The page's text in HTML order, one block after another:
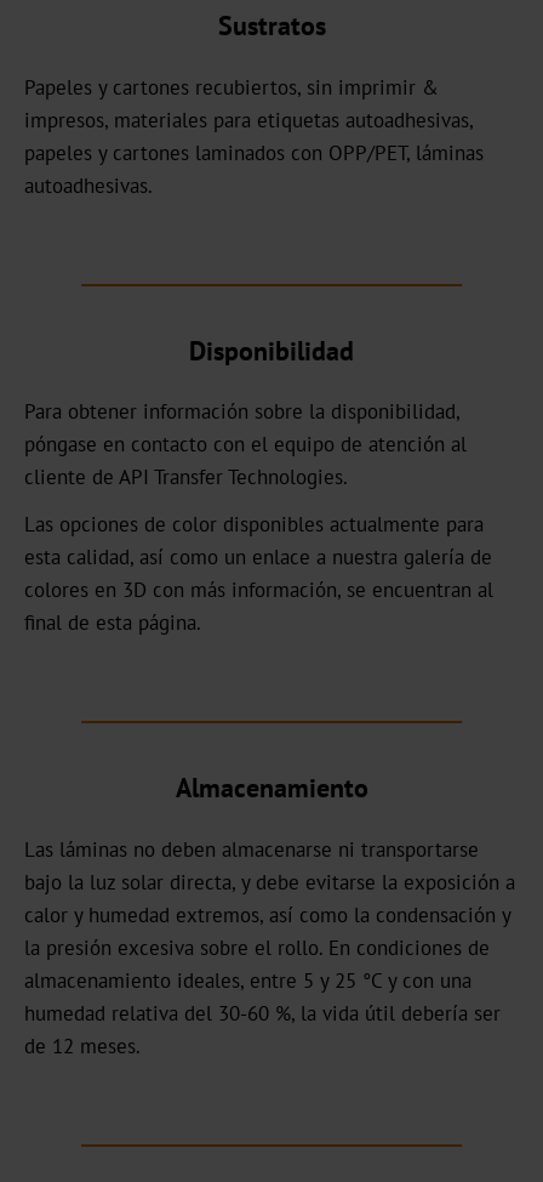
UB
Textured
Over-
Printable
CBH
CB
Shooting
ZR
/
TS
Sustratos
Papeles y cartones recubiertos, sin imprimir &
impresos, materiales para etiquetas autoadhesivas,
papeles y cartones laminados con OPP/PET, láminas
autoadhesivas.
Disponibilidad
Para obtener información sobre la disponibilidad,
póngase en contacto con el equipo de atención al
cliente de API Transfer Technologies.
Las opciones de color disponibles actualmente para
esta calidad, así como un enlace a nuestra galería de
colores en 3D con más información, se encuentran al
final de esta página.
Almacenamiento
Las láminas no deben almacenarse ni transportarse
bajo la luz solar directa, y debe evitarse la exposición a
calor y humedad extremos, así como la condensación y
la presión excesiva sobre el rollo. En condiciones de
almacenamiento ideales, entre 5 y 25 °C y con una
humedad relativa del 30-60 %, la vida útil debería ser
de 12 meses.